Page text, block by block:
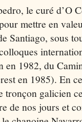
le curé d’O
mettre en
Santiago, sous
en 1982, du
en 1985). En
tronçon galicien
de nos jours et